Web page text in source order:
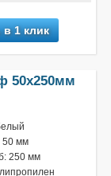
в 1 клик
50х250мм
50 мм
250 мм